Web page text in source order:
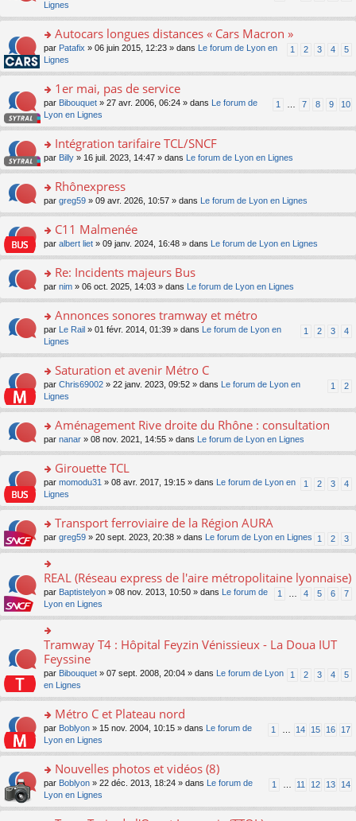
nt
s
ré
c
nt
n
o
n
le
s
ré
e
s
e
n
o
n
lu
pl
ré
c
e
m
e
s
s
a
n
o
n
lu
le
u
ré
c
e
s
er
le
m
e
s
s
a
n
o
n
lu
pl
s
ré
c
nt
Lignes
o
s
er
le
m
e
s
s
e
n
o
n
le
u
s
ré
e
nt
Autocars longues distances « Cars Macron »
1 2 3 4 5
par Patafix » 06 juin 2015, 12:23 » dans
Le forum de Lyon en
Lignes
o
s
er
le
m
e
s
g
e
n
o
lu
pl
u
ré
e
nt
1er mai, pas de service
1 7 8 9 10
par Bibouquet » 27 avr. 2006, 06:24 » dans
Le forum de
Lyon en Lignes
o
n
ult
er
le
m
e
a
g
e
n
n
pl
u
ré
e
nt
Intégration tarifaire TCL/SNCF
par Billy » 16 juil. 2023, 14:47 » dans Le forum de Lyon en Lignes
o
n
ult
er
le
m
e
a
g
e
n
o
lu
u
s
ré
e
nt
Rhônexpress
par greg59 » 09 avr. 2026, 10:57 » dans Le forum de Lyon en Lignes
o
n
ult
er
le
m
e
s
g
e
n
o
n
le
u
s
ré
c
nt
C11 Malmenée
par albert liet » 09 janv. 2024, 16:48 » dans Le forum de Lyon en Lignes
o
n
ult
er
le
m
e
s
s
e
n
o
n
le
s
ré
c
e
nt
Re: Incidents majeurs Bus
par nim » 06 oct. 2025, 14:03 » dans Le forum de Lyon en Lignes
o
s
er
le
m
e
s
s
e
n
o
n
lu
pl
s
ré
c
nt
Annonces sonores tramway et métro
1 2 3 4
par Le Rail » 01 févr. 2014, 01:39 » dans
Le forum de Lyon en
Lignes
o
s
er
le
m
e
s
s
e
n
o
n
lu
pl
ré
e
nt
Saturation et avenir Métro C
1 2
par Chris69002 » 22 janv. 2023, 09:52 » dans
Le forum de Lyon en
Lignes
o
n
ult
er
le
m
e
s
a
e
n
o
n
lu
le
pl
u
s
ré
c
e
nt
Aménagement Rive droite du Rhône : consultation
par nanar » 08 nov. 2021, 14:55 » dans Le forum de Lyon en Lignes
o
s
er
le
m
e
s
s
a
e
o
n
lu
le
pl
s
ré
c
e
nt
Girouette TCL
1 2 3 4
par momodu31 » 08 avr. 2017, 19:15 » dans
Le forum de Lyon en
Lignes
o
n
s
ult
er
le
m
e
s
a
e
n
lu
le
pl
s
ré
c
e
Transport ferroviaire de la Région AURA
1 2 3
par greg59 » 20 sept. 2023, 20:38 » dans Le forum de Lyon en Lignes
o
n
s
le
m
e
s
s
a
e
n
o
n
lu
le
pl
REAL (Réseau express de l'aire métropolitaine lyonnaise)
1 4 5 6 7
par Baptistelyon » 08 nov. 2013, 10:50 » dans
Le forum de
Lyon en Lignes
o
n
ult
le
m
e
s
s
g
e
n
o
Tramway T4 : Hôpital Feyzin Vénissieux - La Doua IUT
Feyssine
1 2 3 4 5
par Bibouquet » 07 sept. 2008, 20:04 » dans
Le forum de Lyon
en Lignes
o
s
er
le
m
e
Métro C et Plateau nord
1 14 15 16 17
par Boblyon » 15 nov. 2004, 10:15 » dans
Le forum de
Lyon en Lignes
o
s
Nouvelles photos et vidéos (8)
1 11 12 13 14
par Boblyon » 22 déc. 2013, 18:24 » dans
Le forum de
Lyon en Lignes